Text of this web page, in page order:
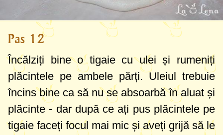
Pas 12
Încălziți bine o tigaie cu ulei și rumeniți
plăcintele pe ambele părți. Uleiul trebuie
încins bine ca să nu se absoarbă în aluat și
plăcinte - dar după ce ați pus plăcintele pe
tigaie faceți focul mai mic și aveți grijă să le